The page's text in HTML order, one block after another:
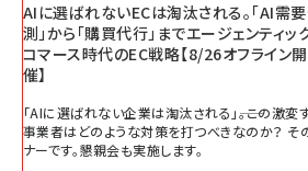
AIに選ばれないECは淘汰される。「AI需
測」から「購買代行」までエージェンティック
コマース時代のEC戦略【8/26オフライン開
催】
「AIに選ばれない企業は淘汰される」――。この激変
事業者はどのような対策を打つべきなのか？ そ
ナーです。懇親会も実施します。